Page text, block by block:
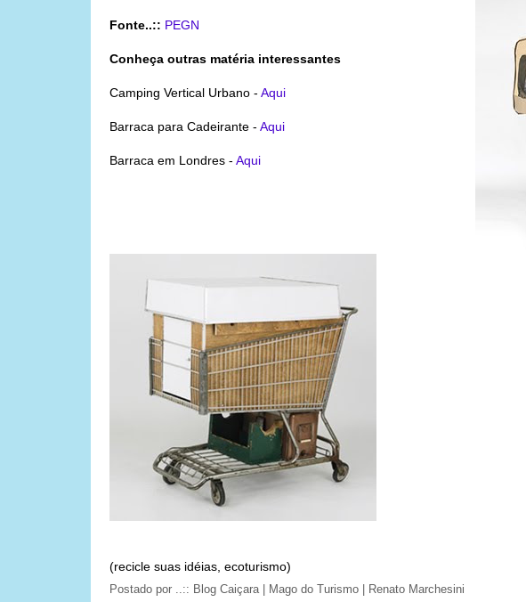
Fonte..:: PEGN
Conheça outras matéria interessantes
Camping Vertical Urbano - Aqui
Barraca para Cadeirante - Aqui
Barraca em Londres - Aqui
(recicle suas idéias, ecoturismo)
Postado por ..:: Blog Caiçara | Mago do Turismo | Renato Marchesini